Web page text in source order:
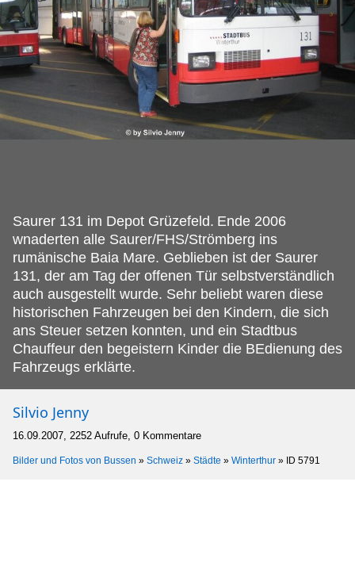
Saurer 131 im Depot Grüzefeld. Ende 2006
wnaderten alle Saurer/FHS/Strömberg ins
rumänische Baia Mare. Geblieben ist der Saurer
131, der am Tag der offenen Tür selbstverständlich
auch ausgestellt wurde. Sehr beliebt waren diese
historischen Fahrzeugen bei den Kindern, die sich
ans Steuer setzen konnten, und ein Stadtbus
Chauffeur den begeistern Kinder die BEdienung des
Fahrzeugs erklärte.
Silvio Jenny
16.09.2007, 2252 Aufrufe, 0 Kommentare
Bilder und Fotos von Bussen » Schweiz » Städte » Winterthur » ID 5791